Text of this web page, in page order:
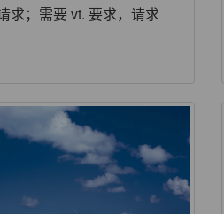
求；需要 vt. 要求，请求